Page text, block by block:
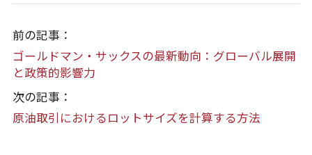
前の記事：
ゴールドマン・サックスの最新動向：グローバル展開
と政策的影響力
次の記事：
原油取引におけるロットサイズを計算する方法